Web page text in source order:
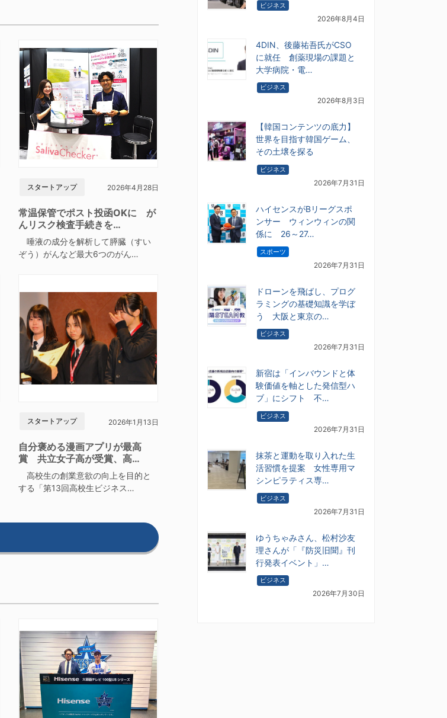
スタートアップ 2026年4月28日
常温保管でポスト投函OKに が
んリスク検査手続きを…
唾液の成分を解析して膵臓（すい
ぞう）がんなど最大6つのがん…
スタートアップ 2026年1月13日
自分褒める漫画アプリが最高
賞 共立女子高が受賞、高…
高校生の創業意欲の向上を目的と
する「第13回高校生ビジネス…
ビジネス
2026年8月4日
4DIN、後藤祐吾氏がCSO
に就任 創薬現場の課題と
大学病院・電…
ビジネス
2026年8月3日
【韓国コンテンツの底力】
世界を目指す韓国ゲーム、
その土壌を探る
ビジネス
2026年7月31日
ハイセンスがBリーグスポ
ンサー ウィンウィンの関
係に 26～27…
スポーツ
2026年7月31日
ドローンを飛ばし、プログ
ラミングの基礎知識を学ぼ
う 大阪と東京の…
ビジネス
2026年7月31日
新宿は「インバウンドと体
験価値を軸とした発信型ハ
ブ」にシフト 不…
ビジネス
2026年7月31日
抹茶と運動を取り入れた生
活習慣を提案 女性専用マ
シンピラティス専…
ビジネス
2026年7月31日
ゆうちゃみさん、松村沙友
理さんが「『防災旧聞』刊
行発表イベント」…
ビジネス
2026年7月30日